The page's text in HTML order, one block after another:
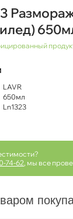
LAVR
650мл
Ln1323
74-62 , мы все